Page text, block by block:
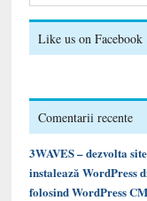
Like us on Facebook
Comentarii recente
3WAVES – dezvolta
instalează WordPress
folosind WordPress